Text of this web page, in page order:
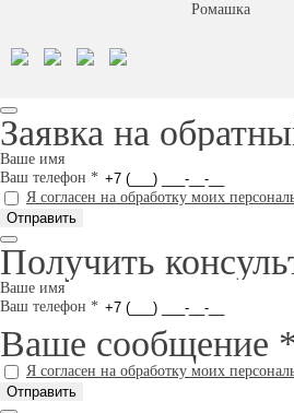
Ромашка
Заявка на
Ваше имя
Ваш телефон *
Я согласен на обработку моих
Получить
Ваше имя
Ваш телефон *
Ваше сообщение
Я согласен на обработку моих